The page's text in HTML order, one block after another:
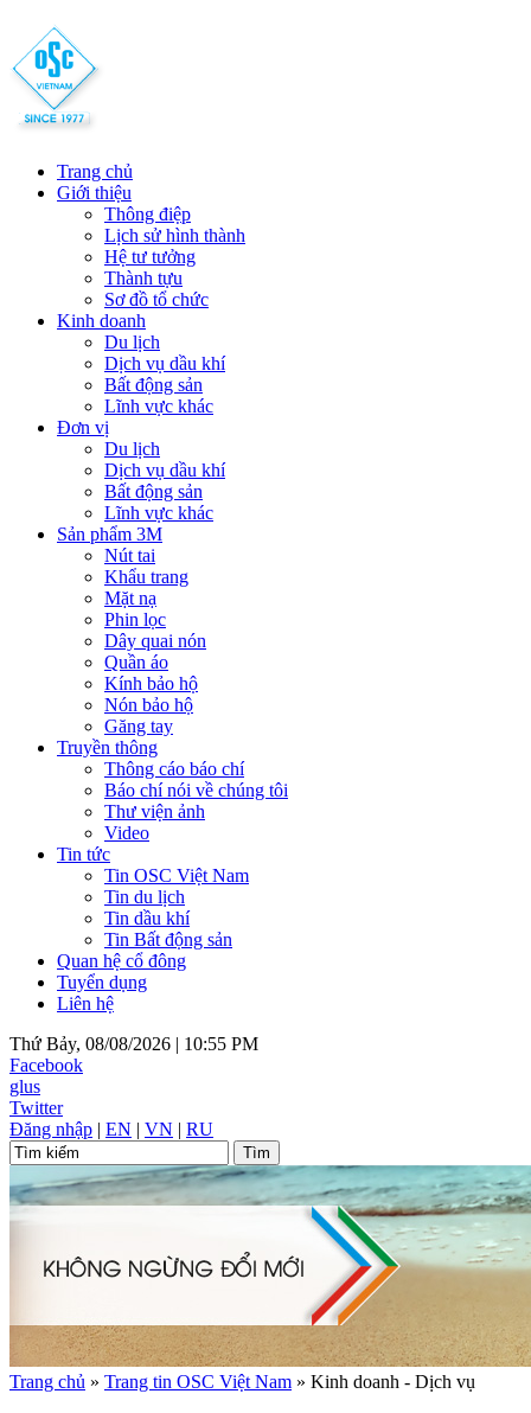
Trang chủ
Giới thiệu
Thông điệp
Lịch sử hình thành
Hệ tư tưởng
Thành tựu
Sơ đồ tổ chức
Kinh doanh
Du lịch
Dịch vụ dầu khí
Bất động sản
Lĩnh vực khác
Đơn vị
Du lịch
Dịch vụ dầu khí
Bất động sản
Lĩnh vực khác
Sản phẩm 3M
Nút tai
Khẩu trang
Mặt nạ
Phin lọc
Dây quai nón
Quần áo
Kính bảo hộ
Nón bảo hộ
Găng tay
Truyền thông
Thông cáo báo chí
Báo chí nói về chúng tôi
Thư viện ảnh
Video
Tin tức
Tin OSC Việt Nam
Tin du lịch
Tin dầu khí
Tin Bất động sản
Quan hệ cổ đông
Tuyển dụng
Liên hệ
Thứ Bảy, 08/08/2026 | 10:55 PM
Facebook
glus
Twitter
Đăng nhập | EN | VN | RU
Trang chủ » Trang tin OSC Việt Nam » Kinh doanh - Dịch vụ